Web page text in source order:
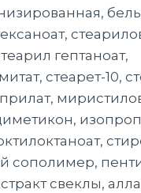
гептаноат,
стеарет-10,
сополимер,
свеклы,